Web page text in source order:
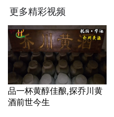
更多精彩视频
品一杯黄醇佳酿,探乔川黄
酒前世今生